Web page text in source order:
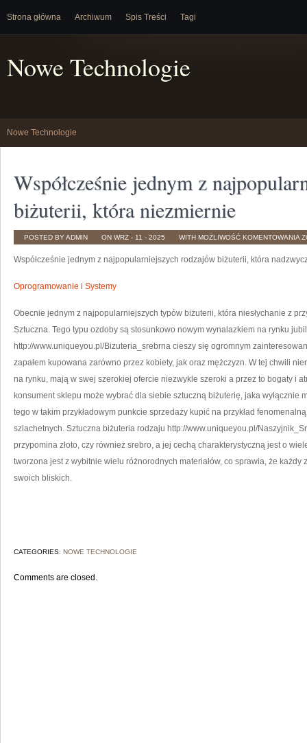
Strona główna Archiwum Spis Treści Tagi
Nowe Technologie
Nowe Technologie
Współcześnie jednym z
biżuterii, która niezmiernie
POSTED BY ADMIN ON WRZ - 11 - 2025 WITH MOŻLIWOŚĆ KOMENTOWANIA
Współcześnie jednym z najpopularniejszych rodzajów biżuterii, która
Oprogramowanie i Systemy
Obecnie jednym z najpopularniejszych typów biżuterii, która niesłychanie z
Sztuczna. Tego typu ozdoby są stosunkowo nowym wynalazkiem na rynku
http://www.uniqueyou.pl/Bizuteria_srebrna cieszy się ogromnym
zapałem kupowana zarówno przez kobiety, jak oraz mężczyzn. W tej chwili
na rynku, mają w swej szerokiej ofercie niezwykle szeroki a przez to bogaty i
konsument sklepu może wybrać dla siebie sztuczną biżuterię, jaka wyłącznie
tego w takim przykładowym punkcie sprzedaży kupić na przykład
szlachetnych. Sztuczna biżuteria rodzaju http://www.uniqueyou.pl/
przypomina złoto, czy również srebro, a jej cechą charakterystyczną jest o
tworzona jest z wybitnie wielu różnorodnych materiałów, co sprawia, że
swoich bliskich.
CATEGORIES: NOWE TECHNOLOGIE
Comments are closed.